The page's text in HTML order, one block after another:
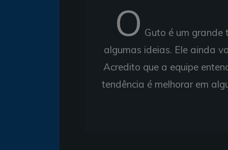
O Guto é um grande
algumas ideias. Ele ainda
Acredito que a equipe
tendência é melhorar em